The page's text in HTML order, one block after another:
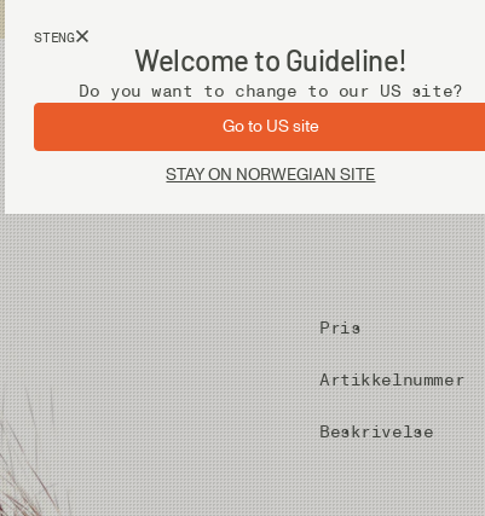
STENG
Welcome to Guideline!
Do you want to change to our US site?
Go to US site
STAY ON NORWEGIAN SITE
Pris
Artikkelnummer
Beskrivelse